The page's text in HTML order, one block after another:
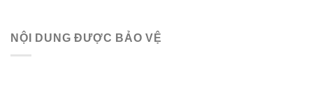
NỘI DUNG ĐƯỢC BẢO VỆ